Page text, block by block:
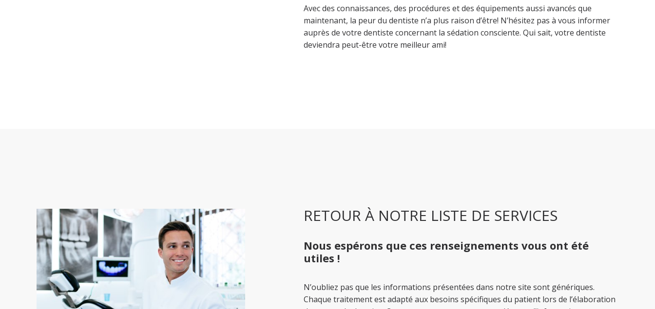
Avec des connaissances, des procédures et des équipements aussi avancés que
maintenant, la peur du dentiste n’a plus raison d’être! N’hésitez pas à vous informer
auprès de votre dentiste concernant la sédation consciente. Qui sait, votre dentiste
deviendra peut-être votre meilleur ami!
RETOUR À NOTRE LISTE DE SERVICES
Nous espérons que ces renseignements vous ont été
utiles !
N’oubliez pas que les informations présentées dans notre site sont génériques.
Chaque traitement est adapté aux besoins spécifiques du patient lors de l’élaboration